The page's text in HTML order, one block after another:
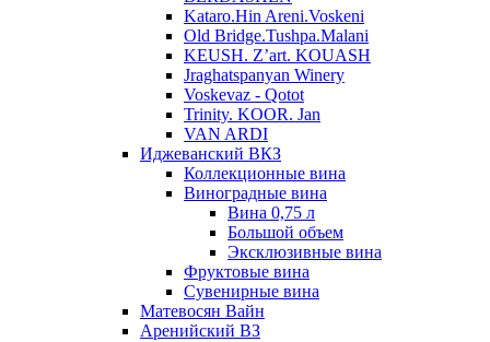
Kataro.Hin Areni.Voskeni
Old Bridge.Tushpa.Malani
KEUSH. Z’art. KOUASH
Jraghatspanyan Winery
Voskevaz - Qotot
Trinity. KOOR. Jan
VAN ARDI
Иджеванский ВКЗ
Коллекционные вина
Виноградные вина
Вина 0,75 л
Большой объем
Эксклюзивные вина
Фруктовые вина
Cувенирные вина
Матевосян Вайн
Аренийский ВЗ